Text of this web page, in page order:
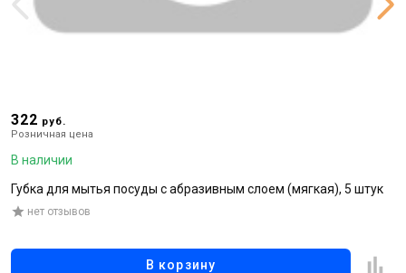
322 руб.
Розничная цена
В наличии
Губка для мытья посуды с абразивным слоем (мягкая), 5 штук
нет отзывов
В корзину